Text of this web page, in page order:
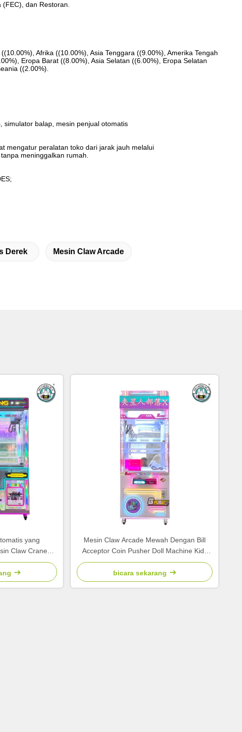
dan Restoran.
Afrika ((10.00%), Asia Tenggara ((9.00%), Amerika Tengah
Eropa Barat ((8.00%), Asia Selatan ((6.00%), Eropa Selatan
((2.00%).
simulator balap, mesin penjual otomatis
mengatur peralatan toko dari jarak jauh melalui
meninggalkan rumah.
Derek Mesin Claw Arcade
yang
Claw Crane
Mesin Claw Arcade Mewah Dengan Bill
Acceptor Coin Pusher Doll Machine Kids
Games
bicara sekarang